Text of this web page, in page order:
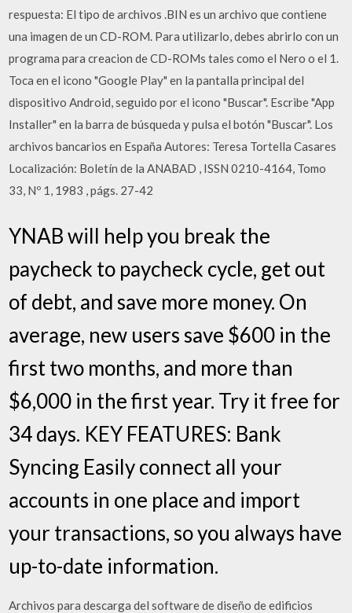
respuesta: El tipo de archivos .BIN es un archivo que contiene
una imagen de un CD-ROM. Para utilizarlo, debes abrirlo con un
programa para creacion de CD-ROMs tales como el Nero o el 1.
Toca en el icono "Google Play" en la pantalla principal del
dispositivo Android, seguido por el icono "Buscar". Escribe "App
Installer" en la barra de búsqueda y pulsa el botón "Buscar". Los
archivos bancarios en España Autores: Teresa Tortella Casares
Localización: Boletín de la ANABAD , ISSN 0210-4164, Tomo
33, Nº 1, 1983 , págs. 27-42
YNAB will help you break the
paycheck to paycheck cycle, get out
of debt, and save more money. On
average, new users save $600 in the
first two months, and more than
$6,000 in the first year. Try it free for
34 days. KEY FEATURES: Bank
Syncing Easily connect all your
accounts in one place and import
your transactions, so you always have
up-to-date information.
Archivos para descarga del software de diseño de edificios